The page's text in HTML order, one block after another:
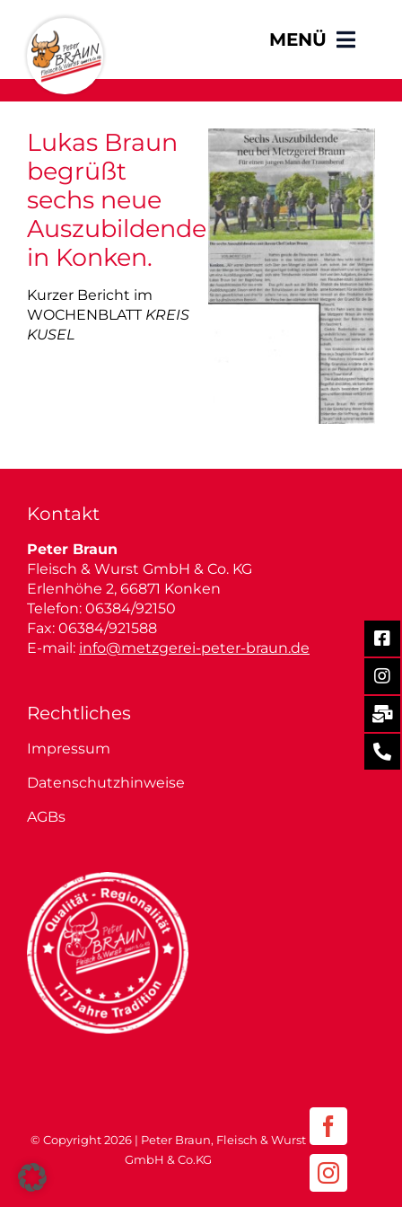
Inhalt
springen
Toggle
Qualität
Angebote & Tagesessen
Online-Shop
Kundenberatung
Lukas Braun
begrüßt
sechs neue
Auszubildende
in Konken.
Kurzer Bericht im
WOCHENBLATT KREIS
KUSEL
Kontakt
Peter Braun
Fleisch & Wurst GmbH & Co. KG
Erlenhöhe 2, 66871 Konken
Telefon: 06384/92150
Fax: 06384/921588
E-mail: info@metzgerei-peter-braun.de
Rechtliches
Impressum
Datenschutzhinweise
AGBs
© Copyright2026 | Peter Braun, Fleisch & Wurst
GmbH & Co.KG